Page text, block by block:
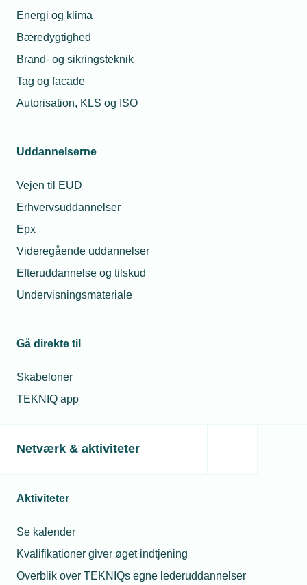
Energi og klima
Bæredygtighed
Brand- og sikringsteknik
Tag og facade
Autorisation, KLS og ISO
Uddannelserne
Vejen til EUD
Erhvervsuddannelser
Epx
Videregående uddannelser
Efteruddannelse og tilskud
Undervisningsmateriale
Gå direkte til
Skabeloner
TEKNIQ app
Netværk & aktiviteter
Aktiviteter
Se kalender
Kvalifikationer giver øget indtjening
Overblik over TEKNIQs egne lederuddannelser
Relaterede nyheder
14. mar. 2022
Præfabrikerede vandsluser åbner nye
Tre pengekasser opkøber
14. marts 2022
Præfabrikerede vandsluser åbner nye markeder
NYT MEDLEM: Wintec i Brande har skabt et patent og en